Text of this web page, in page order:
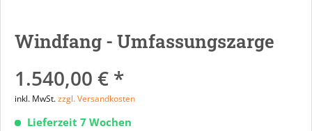
Windfang - Umfassungszarge
1.540,00 € *
inkl. MwSt.zzgl. Versandkosten
Lieferzeit 7 Wochen